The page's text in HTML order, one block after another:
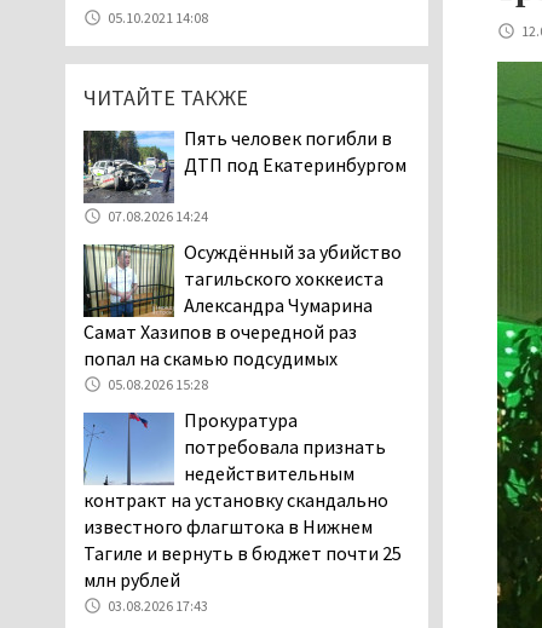
Тагильские спасатели
помогли заблудившемуся
в лесу мужчине найти
06.08.2026 16:28
Дзержинского района
возбудила административное дело в
отношении «Водоканала-НТ» из-за
отсутствия холодной воды
06.08.2026 15:42
Двое детей пострадали
рельсов в Нижнем Тагиле
06.08.2026 14:25
Правительство РФ
разрешило производство
и продажу бензина класса
«Евро-2», в котором содержание
серы в 10 раз выше, чем в топливе
05.10.2021 14:08
ЧИТАЙТЕ ТАКЖЕ
Пять человек погибли в
ДТП под Екатеринбургом
07.08.2026 14:24
Осуждённый за убийство
тагильского хоккеиста
Александра Чумарина
Самат Хазипов в очередной раз
попал на скамью подсудимых
05.08.2026 15:28
Прокуратура
потребовала признать
недействительным
контракт на установку скандально
известного флагштока в Нижнем
Тагиле и вернуть в бюджет почти 25
млн рублей
03.08.2026 17:43